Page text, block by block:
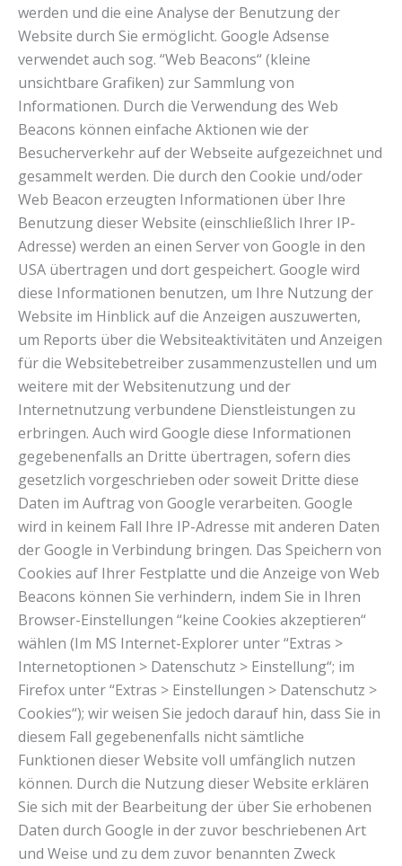
werden und die eine Analyse der Benutzung der
Website durch Sie ermöglicht. Google Adsense
verwendet auch sog. “Web Beacons“ (kleine
unsichtbare Grafiken) zur Sammlung von
Informationen. Durch die Verwendung des Web
Beacons können einfache Aktionen wie der
Besucherverkehr auf der Webseite aufgezeichnet und
gesammelt werden. Die durch den Cookie und/oder
Web Beacon erzeugten Informationen über Ihre
Benutzung dieser Website (einschließlich Ihrer IP-
Adresse) werden an einen Server von Google in den
USA übertragen und dort gespeichert. Google wird
diese Informationen benutzen, um Ihre Nutzung der
Website im Hinblick auf die Anzeigen auszuwerten,
um Reports über die Websiteaktivitäten und Anzeigen
für die Websitebetreiber zusammenzustellen und um
weitere mit der Websitenutzung und der
Internetnutzung verbundene Dienstleistungen zu
erbringen. Auch wird Google diese Informationen
gegebenenfalls an Dritte übertragen, sofern dies
gesetzlich vorgeschrieben oder soweit Dritte diese
Daten im Auftrag von Google verarbeiten. Google
wird in keinem Fall Ihre IP-Adresse mit anderen Daten
der Google in Verbindung bringen. Das Speichern von
Cookies auf Ihrer Festplatte und die Anzeige von Web
Beacons können Sie verhindern, indem Sie in Ihren
Browser-Einstellungen “keine Cookies akzeptieren“
wählen (Im MS Internet-Explorer unter “Extras >
Internetoptionen > Datenschutz > Einstellung“; im
Firefox unter “Extras > Einstellungen > Datenschutz >
Cookies“); wir weisen Sie jedoch darauf hin, dass Sie in
diesem Fall gegebenenfalls nicht sämtliche
Funktionen dieser Website voll umfänglich nutzen
können. Durch die Nutzung dieser Website erklären
Sie sich mit der Bearbeitung der über Sie erhobenen
Daten durch Google in der zuvor beschriebenen Art
und Weise und zu dem zuvor benannten Zweck